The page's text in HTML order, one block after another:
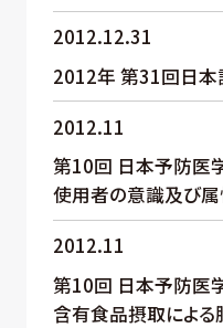
2012.12.31
2012年 第31回日本
2012.11
第10回 日本予防医
使用者の意識及び属
2012.11
第10回 日本予防医
含有食品摂取による